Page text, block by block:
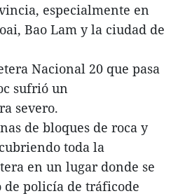
especialmente en
Bao Lam y la ciudad de
Nacional 20 que pasa
sufrió un
severo.
de bloques de roca y
toda la
en un lugar donde se
de policía de tráficode